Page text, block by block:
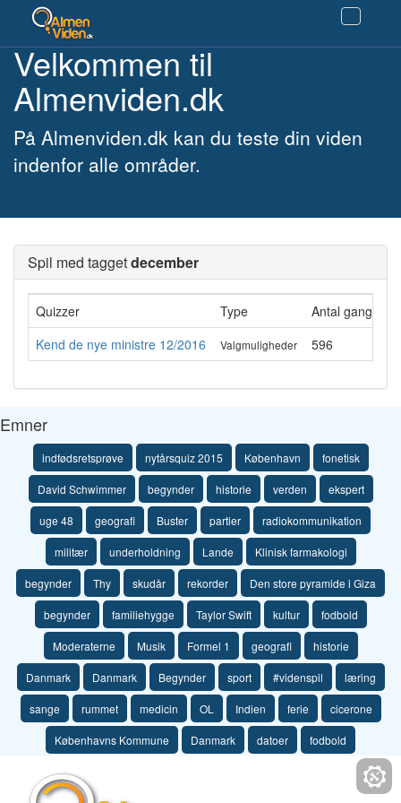
Velkommen til
Almenviden.dk
På Almenviden.dk kan du teste din viden
indenfor alle områder.
Spil med taggetdecember
Quizzer Type
Antal gange
Kend de nye ministre 12/2016
Valgmuligheder 596
Emner
indfødsretsprøve nytårsquiz 2015 København fonetisk
David Schwimmer begynder historie verden ekspert
uge 48 geografi Buster partier radiokommunikation
militær underholdning Lande Klinisk farmakologi
begynder Thy skudår rekorder Den store pyramide i Giza
begynder familiehygge Taylor Swift kultur fodbold
Moderaterne Musik Formel 1 geografi historie
Danmark Danmark Begynder sport #videnspil læring
sange rummet medicin OL Indien ferie cicerone
Københavns Kommune Danmark datoer fodbold